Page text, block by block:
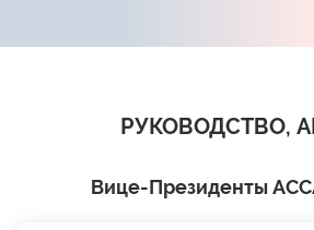
РУКОВОДСТВО,
Вице-Президенты